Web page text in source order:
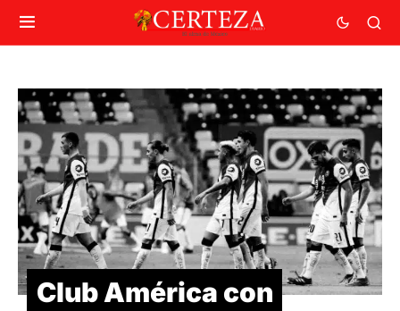
Club América con